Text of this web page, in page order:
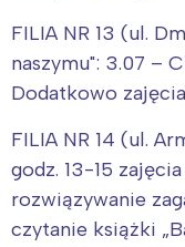
FILIA NR 13 (ul.
naszymu": 3.07 –
Dodatkowo
FILIA NR 14 (ul.
godz. 13-15
rozwiązywanie
czytanie książki